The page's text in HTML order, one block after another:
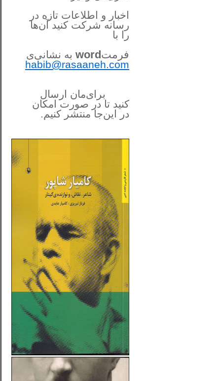
اخبار و اطلاعات تازه در
رسانه شرکت کنید آن‌ها
را با
فرمتword به نشانی‌ی
habib@rasaaneh.com
برای‌مان ارسال
کنید تا در صورت امکان
در این‌جامنتشر کنیم.